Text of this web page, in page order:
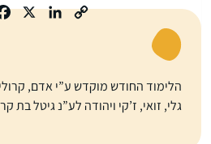
הלימוד החודש מוקדש ע”י אדם,
גלי, זואי, ז’קי ויהודה לע”נ גיטל בת